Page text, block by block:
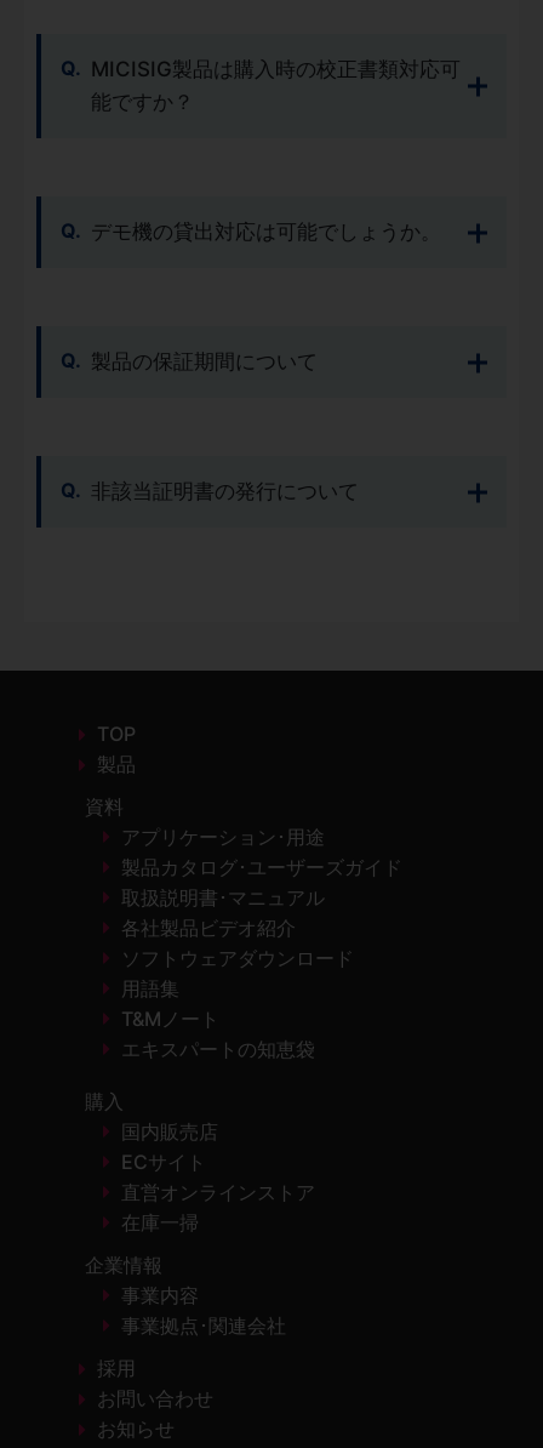
MICISIG製品は購入時の校正書類対応可
能ですか？
デモ機の貸出対応は可能でしょうか。
製品の保証期間について
非該当証明書の発行について
TOP
製品
資料
アプリケーション･用途
製品カタログ･ユーザーズガイド
取扱説明書･マニュアル
各社製品ビデオ紹介
ソフトウェアダウンロード
用語集
T&Mノート
エキスパートの知恵袋
購入
国内販売店
ECサイト
直営オンラインストア
在庫一掃
企業情報
事業内容
事業拠点･関連会社
採用
お問い合わせ
お知らせ